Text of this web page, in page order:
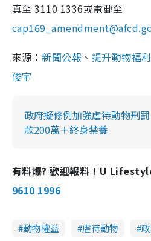
真至 3110 1336或電郵至
來源：新聞公報 、 提升動物福
俊宇
政府擬修例加強虐待動物刑
款200萬＋終身禁養
有料爆? 歡迎報料！U
9610 1996
動物權益 虐待動物